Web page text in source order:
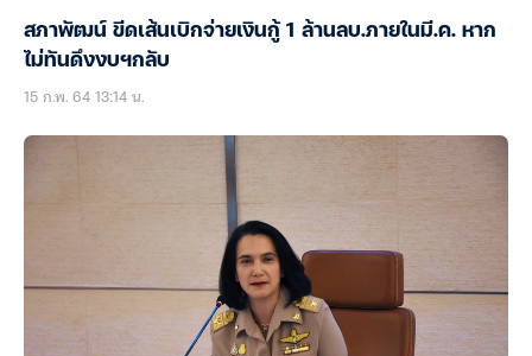
สภาพัฒน์ ขีดเส้นเบิกจ่ายเงินกู้ 1 ล้านลบ.ภายในมี.ค. หาก
ไม่ทันดึงงบฯกลับ
15 ก.พ. 64 13:14 น.